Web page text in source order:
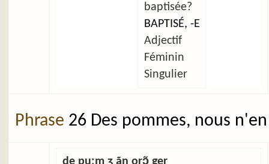
baptisée?
BAPTISÉ, -E
Adjectif
Féminin
Singulier
Phrase 26 Des pommes, nous
de pụːm ʒ ãn orɔ̃ ger